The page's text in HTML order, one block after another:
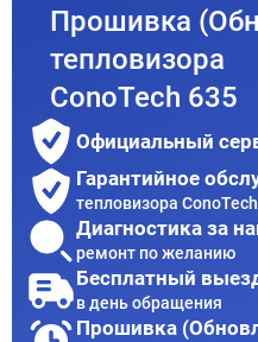
Прошивка
тепловизора
ConoTech 635
Официальный
Гарантийное
тепловизора
Диагностика за
ремонт по желанию
Бесплатный
в день обращения
Прошивка